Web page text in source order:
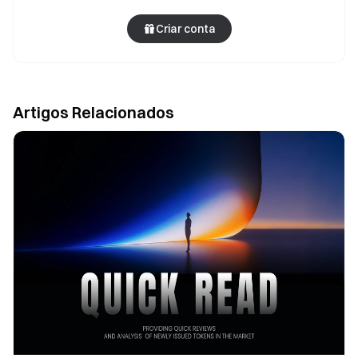
Criar conta
Artigos Relacionados